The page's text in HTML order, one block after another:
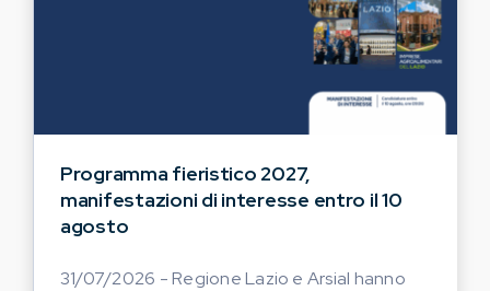
Programma fieristico 2027,
manifestazioni di interesse entro il 10
agosto
31/07/2026 - Regione Lazio e Arsial hanno